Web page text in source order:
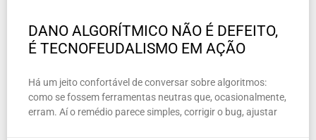
DANO ALGORÍTMICO NÃO É DEFEITO,
É TECNOFEUDALISMO EM AÇÃO
Há um jeito confortável de conversar sobre algoritmos:
como se fossem ferramentas neutras que, ocasionalmente,
erram. Aí o remédio parece simples, corrigir o bug, ajustar